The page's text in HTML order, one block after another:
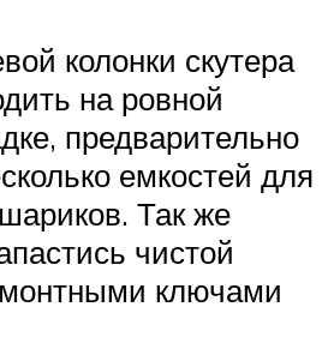
колонки скутера
на ровной
предварительно
емкостей для
Так же
чистой
ключами